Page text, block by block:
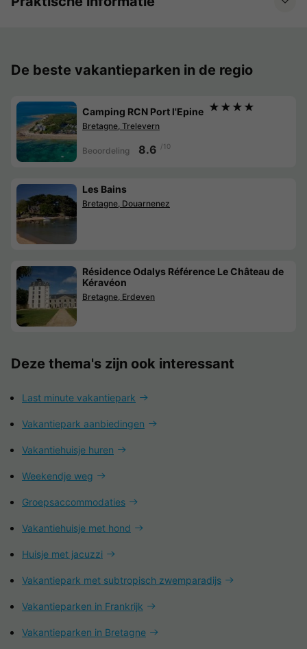
De beste vakantieparken in de regio
Camping RCN Port l'Epine ★★★★
Bretagne, Trelevern
Beoordeling 8.6 /10
Les Bains
Bretagne, Douarnenez
Résidence Odalys Référence Le Château de
Kéravéon
Bretagne, Erdeven
Deze thema's zijn ook interessant
Last minute vakantiepark
Vakantiepark aanbiedingen
Vakantiehuisje huren
Weekendje weg
Groepsaccommodaties
Vakantiehuisje met hond
Huisje met jacuzzi
Vakantiepark met subtropisch zwemparadijs
Vakantieparken in Frankrijk
Vakantieparken in Bretagne